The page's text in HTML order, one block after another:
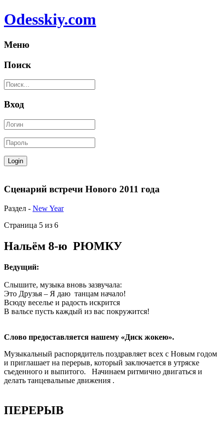
Odesskiy.com
Меню
Поиск
Вход
Сценарий встречи Нового 2011 года
Раздел - New Year
Страница 5 из 6
Нальём 8-ю РЮМКУ
Ведущий:
Слышите, музыка вновь зазвучала:
Это Друзья – Я даю танцам начало!
Всюду веселье и радость искрится
В вальсе пусть каждый из вас покружится!
Слово предоставляется нашему «Диск жокею».
Музыкальный распорядитель поздравляет всех с Новым годом
и приглашает на перерыв, который заключается в утряске
съеденного и выпитого. Начинаем ритмично двигаться и
делать танцевальные движения .
ПЕРЕРЫВ